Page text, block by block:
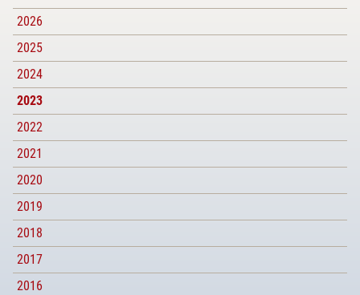
2026
2025
2024
2023
2022
2021
2020
2019
2018
2017
2016